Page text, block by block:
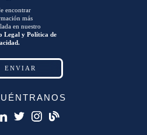
encontrar
más
en nuestro
Legal y Política de